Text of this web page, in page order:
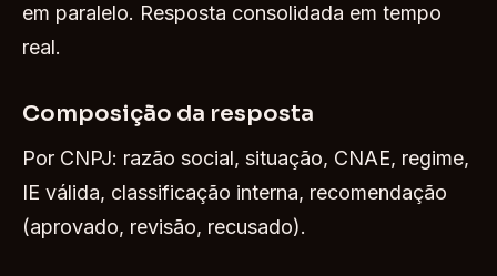
em paralelo. Resposta consolidada em tempo
real.
Composição da resposta
Por CNPJ: razão social, situação, CNAE, regime,
IE válida, classificação interna, recomendação
(aprovado, revisão, recusado).